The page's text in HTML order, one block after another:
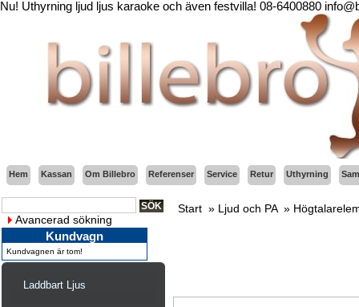
Nu! Uthyrning ljud ljus karaoke och även festvilla! 08-6400880
Hem Kassan Om Billebro Referenser Service Retur Uthyrning
Avancerad sökning
Kundvagn
Kundvagnen är tom!
Laddbart Ljus
Start » Ljud och PA»